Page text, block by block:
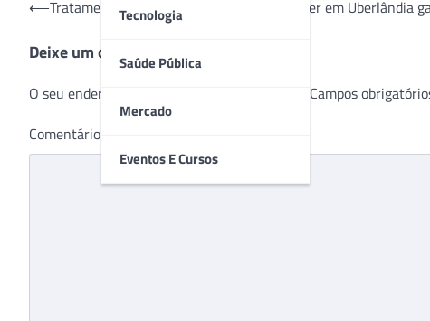
Tecnologia
Saúde Pública
Mercado
Eventos E Cursos
Navegação
Post
⟵Tratamento humanizado: Hospital do Câncer em Uberlândia
Deixe um comentário
O seu endereço de e-mail não será publicado. Campos
Comentário